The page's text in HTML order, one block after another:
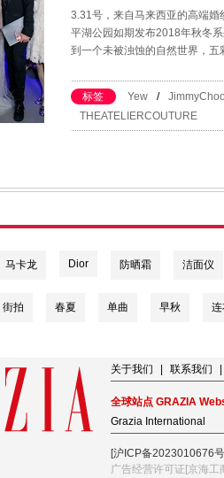
3.31号，来自马来西亚的高端婚
平湖公园如期发布2018年秋冬
到一个未被浊蚀的自然世界，五
标签 Yew /
THEATELIERCOUTURE
马卡龙 Dior 防晒霜 洁面仪
街拍 春夏 单曲 早秋
关于我们 联系我们
全球站点 GRAZIA
Grazia International
[沪ICP备2023010676
广告经营许可证[京海